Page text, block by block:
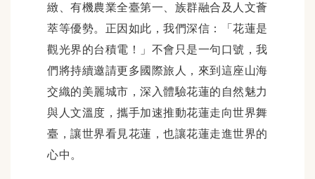
緻、有機農業全臺第一、族群融合及人文薈
萃等優勢。正因如此，我們深信：「花蓮是
觀光界的台積電！」不會只是一句口號，我
們將持續邀請更多國際旅人，來到這座山海
交織的美麗城市，深入體驗花蓮的自然魅力
與人文溫度，攜手加速推動花蓮走向世界舞
臺，讓世界看見花蓮，也讓花蓮走進世界的
心中。